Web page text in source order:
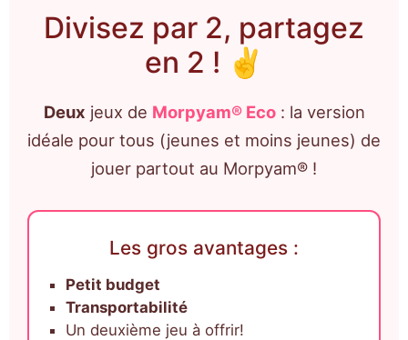
Divisez par 2, partagez
en 2 ! ✌️
Deux jeux de Morpyam® Eco: la version
idéale pour tous (jeunes et moins jeunes) de
jouer partout au Morpyam® !
Les gros avantages :
Petit budget
Transportabilité
Un deuxième jeu à offrir!